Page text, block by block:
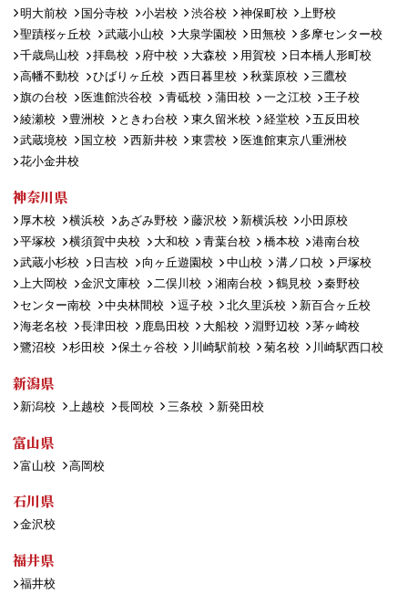
明大前校
国分寺校 小岩校 渋谷校 神保町校
上野校
聖蹟桜ヶ丘校
武蔵小山校 大泉学園校 田無校
多摩センター校
千歳烏山校
拝島校 府中校 大森校 用賀校
日本橋人形町校
高幡不動校
ひばりヶ丘校 西日暮里校 秋葉原校
三鷹校
旗の台校
医進館渋谷校 青砥校 蒲田校 一之江校
王子校
綾瀬校
豊洲校 ときわ台校 東久留米校 経堂校
五反田校
武蔵境校
国立校 西新井校 東雲校
医進館東京八重洲校
花小金井校
神奈川県
厚木校 横浜校 あざみ野校 藤沢校 新横浜校
小田原校
平塚校
横須賀中央校 大和校 青葉台校 橋本校
港南台校
武蔵小杉校
日吉校 向ヶ丘遊園校 中山校 溝ノ口校
戸塚校
上大岡校
金沢文庫校 二俣川校 湘南台校 鶴見校
秦野校
センター南校
中央林間校 逗子校 北久里浜校
新百合ヶ丘校
海老名校
長津田校 鹿島田校 大船校 淵野辺校
茅ヶ崎校
鷺沼校
杉田校 保土ヶ谷校 川崎駅前校 菊名校 川崎駅西口校
新潟県
新潟校 上越校 長岡校 三条校 新発田校
富山県
富山校 高岡校
石川県
金沢校
福井県
福井校